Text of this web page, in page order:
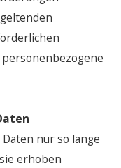
nur so lange
erhoben